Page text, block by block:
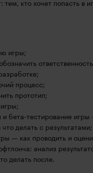
тем, кто хочет попасть в
игры;
процесс;
прототип;
и бета-тестирование
делать с результатами;
— как проводить и
анализ
делать после.